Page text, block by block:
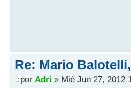
Re: Mario
por Adri » Mié Jun 27, 2012